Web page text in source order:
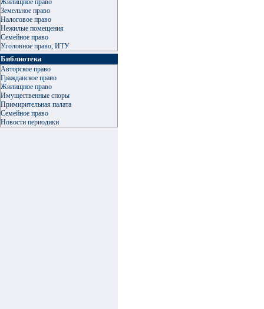
Жилищное право
Земельное право
Налоговое право
Нежилые помещения
Семейное право
Уголовное право, ИТУ
Библиотека
Авторское право
Гражданское право
Жилищное право
Имущественные споры
Примирительная палата
Семейное право
Новости периодики